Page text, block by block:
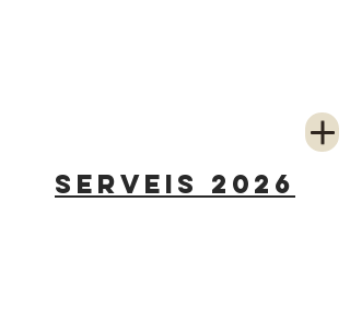
SERVEIS 2026